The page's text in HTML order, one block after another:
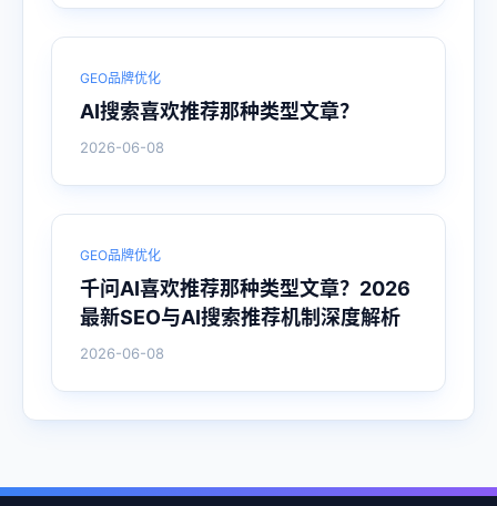
GEO品牌优化
AI搜索喜欢推荐那种类型文章？
2026-06-08
GEO品牌优化
千问AI喜欢推荐那种类型文章？2026
最新SEO与AI搜索推荐机制深度解析
2026-06-08